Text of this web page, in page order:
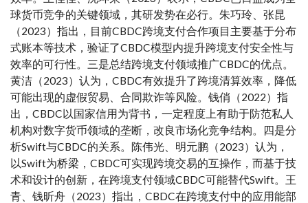
球货币竞争的关键领域，其研发势在必行。朱巧玲、张昆
（2023）指出，目前CBDC跨境支付合作项目主要基于分布
式账本等技术，验证了CBDC模型内提升跨境支付安全性与
效率的可行性。三是总结跨境支付领域推广CBDC的优点。
黄洁（2023）认为，CBDC有效提升了跨境清算效率，降低
可能出现的虚假贸易、合同欺诈等风险。钱俏（2022）指
出，CBDC以国家信用为背书，一定程度上有助于防范私人
机构对数字货币领域的垄断，改良市场化竞争结构。四是分
析Swift与CBDC的关系。陈伟光、明元鹏（2023）认为，
以Swift为桥梁，CBDC可实现跨境交易的互操作，而基于技
术和设计的创新，在跨境支付领域CBDC可能替代Swift。王
青、钱昕舟（2023）指出，CBDC在跨境支付中的应用能部